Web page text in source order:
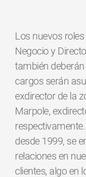
Los nuevos
Negocio y
también
cargos serán
exdirector de la
Marpole,
desde 1999, se
relaciones en
clientes, algo en